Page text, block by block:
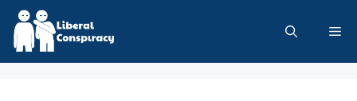
Skip
content